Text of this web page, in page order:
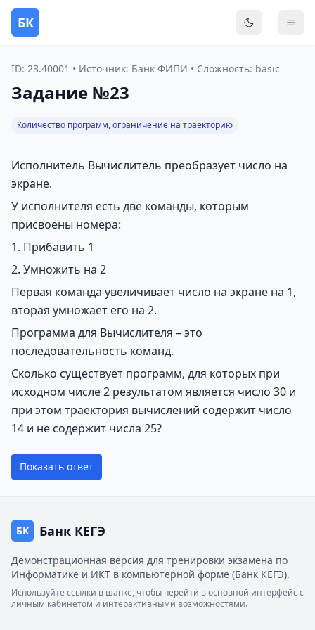
БК
ID: 23.40001 • Источник: Банк ФИПИ • Сложность: basic
Задание №23
Количество программ, ограничение на траекторию
Исполнитель Вычислитель преобразует число на
экране.
У исполнителя есть две команды, которым
присвоены номера:
1. Прибавить 1
2. Умножить на 2
Первая команда увеличивает число на экране на 1,
вторая умножает его на 2.
Программа для Вычислителя – это
последовательность команд.
Сколько существует программ, для которых при
исходном числе 2 результатом является число 30 и
при этом траектория вычислений содержит число
14 и не содержит числа 25?
Показать ответ
БК Банк КЕГЭ
Демонстрационная версия для тренировки экзамена по
Информатике и ИКТ в компьютерной форме (Банк КЕГЭ).
Используйте ссылки в шапке, чтобы перейти в основной интерфейс с
личным кабинетом и интерактивными возможностями.